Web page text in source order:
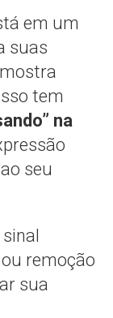
em um
suas
tem
na
seu
remoção
sua